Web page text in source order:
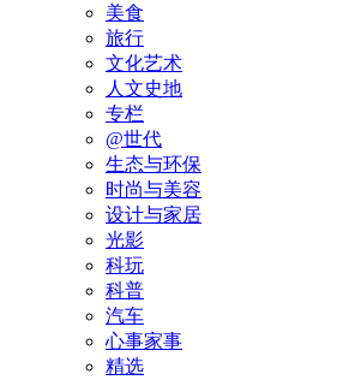
美食
旅行
文化艺术
人文史地
专栏
@世代
生态与环保
时尚与美容
设计与家居
光影
科玩
科普
汽车
心事家事
精选